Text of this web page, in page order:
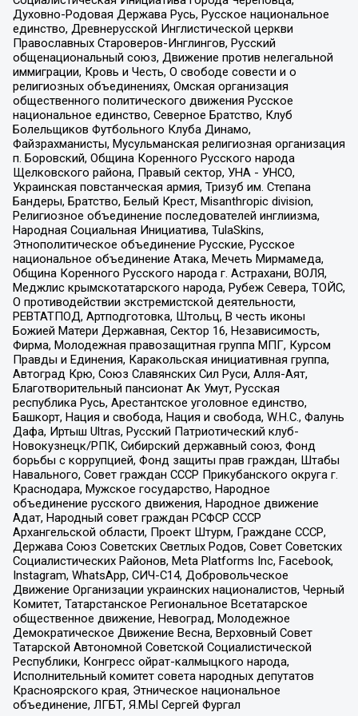
Духовно-Родовая Держава Русь, Русское национальное
единство, Древнерусской Инглистической церкви
Православных Староверов-Инглингов, Русский
общенациональный союз, Движение против нелегальной
иммиграции, Кровь и Честь, О свободе совести и о
религиозных объединениях, Омская организация
общественного политического движения Русское
национальное единство, Северное Братство, Клуб
Болельщиков Футбольного Клуба Динамо,
Файзрахманисты, Мусульманская религиозная организация
п. Боровский, Община Коренного Русского народа
Щелковского района, Правый сектор, УНА - УНСО,
Украинская повстанческая армия, Тризуб им. Степана
Бандеры, Братство, Белый Крест, Misanthropic division,
Религиозное объединение последователей инглиизма,
Народная Социальная Инициатива, TulaSkins,
Этнополитическое объединение Русские, Русское
национальное объединение Атака, Мечеть Мирмамеда,
Община Коренного Русского народа г. Астрахани, ВОЛЯ,
Меджлис крымскотатарского народа, Рубеж Севера, ТОЙС,
О противодействии экстремистской деятельности,
РЕВТАТПОД, Артподготовка, Штольц, В честь иконы
Божией Матери Державная, Сектор 16, Независимость,
Фирма, Молодежная правозащитная группа МПГ, Курсом
Правды и Единения, Каракольская инициативная группа,
Автоград Крю, Союз Славянских Сил Руси, Алля-Аят,
Благотворительный пансионат Ак Умут, Русская
республика Русь, Арестантское уголовное единство,
Башкорт, Нация и свобода, Нация и свобода, W.H.С., Фалунь
Дафа, Иртыш Ultras, Русский Патриотический клуб-
Новокузнецк/РПК, Сибирский державный союз, Фонд
борьбы с коррупцией, Фонд защиты прав граждан, Штабы
Навального, Совет граждан СССР Прикубанского округа г.
Краснодара, Мужское государство, Народное
объединение русского движения, Народное движение
Адат, Народный совет граждан РСФСР СССР
Архангельской области, Проект Штурм, Граждане СССР,
Держава Союз Советских Светлых Родов, Совет Советских
Социалистических Районов, Meta Platforms Inc, Facebook,
Instagram, WhatsApp, СИЧ-С14, Добровольческое
Движение Организации украинских националистов, Черный
Комитет, Татарстанское Региональное Всетатарское
общественное движение, Невоград, Молодежное
Демократическое Движение Весна, Верховный Совет
Татарской Автономной Советской Социалистической
Республики, Конгресс ойрат-калмыцкого народа,
Исполнительный комитет совета народных депутатов
Красноярского края, Этническое национальное
объединение, ЛГБТ, Я.МЫ Сергей Фургал